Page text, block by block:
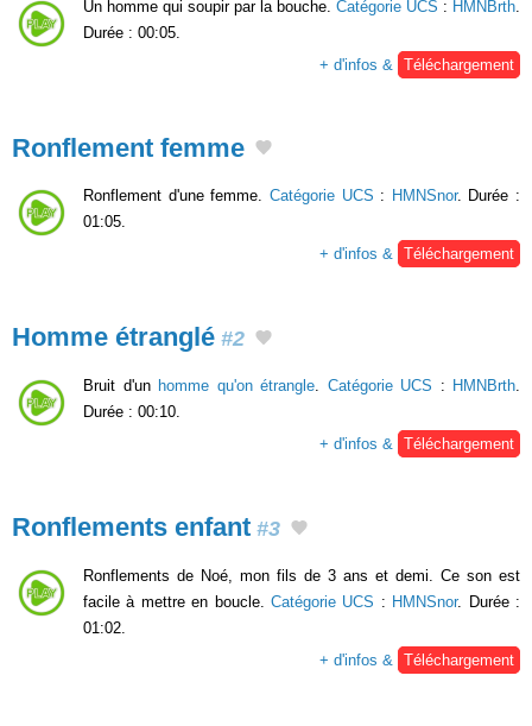
Un homme qui soupir par la bouche. Catégorie UCS : HMNBrth
Durée : 00:05.
+ d'infos &
Téléchargement
Ronflement femme
Ronflement d'une femme. Catégorie UCS : HMNSnor. Durée :
01:05.
+ d'infos & Téléchargement
Homme étranglé #2
Bruit d'un homme qu'on étrangle Catégorie UCS : HMNBrth
Durée : 00:10.
+ d'infos &
Téléchargement
Ronflements enfant #3
Ronflements de Noé, mon fils de 3 ans et demi. Ce son est
facile à mettre en boucle. Catégorie UCS : HMNSnor. Durée :
01:02.
+ d'infos &
Téléchargement